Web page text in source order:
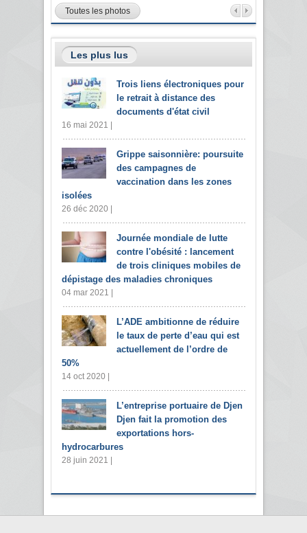
Toutes les photos
Les plus lus
Trois liens électroniques pour
le retrait à distance des
documents d'état civil
16 mai 2021 |
Grippe saisonnière: poursuite
des campagnes de
vaccination dans les zones
isolées
26 déc 2020 |
Journée mondiale de lutte
contre l'obésité : lancement
de trois cliniques mobiles de
dépistage des maladies chroniques
04 mar 2021 |
L’ADE ambitionne de réduire
le taux de perte d’eau qui est
actuellement de l’ordre de
50%
14 oct 2020 |
L’entreprise portuaire de Djen
Djen fait la promotion des
exportations hors-
hydrocarbures
28 juin 2021 |